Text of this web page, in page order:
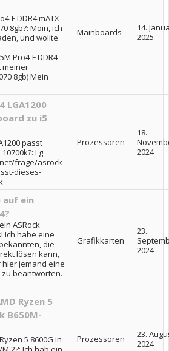
F DDR4 mATX
8gb?: Moin, ich
und wollte
Pro4-F DDR4
meiner
8gb) Mein
Mainboards
14.
2025
LGA1200
zu i5
passt
Lg
frage/asrock-
dieses-
Prozessoren
18.
2024
auf ein
ASRock
Ich habe eine
die
lösen kann,
jemand eine
zu beantworten.
Grafikkarten
23.
2024
Ryzen 5
B650M-
5 8600G in
Prozessoren
23.
2024